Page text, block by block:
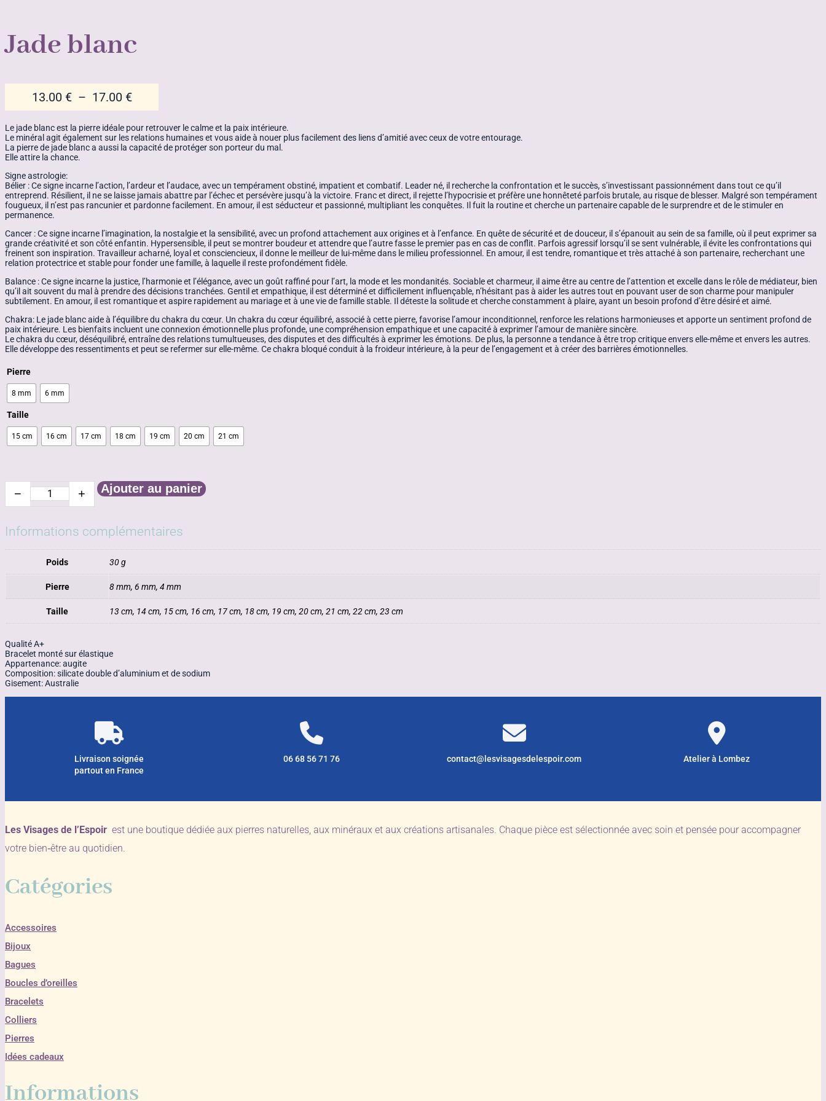
Jade blanc
13.00 € – 17.00 €Plage
prix :
13.00 €
à
Le jade blanc est la pierre idéale pour retrouver le calme et la paix intérieure.
Le minéral agit également sur les relations humaines et vous aide à nouer plus facilement des liens d’amitié avec ceux de votre entourage.
La pierre de jade blanc a aussi la capacité de protéger son porteur du mal.
Elle attire la chance.
Signe astrologie:
Bélier : Ce signe incarne l’action, l’ardeur et l’audace, avec un tempérament obstiné, impatient et combatif. Leader né, il recherche la confrontation et le succès, s’investissant passionnément dans tout ce qu’il
entreprend. Résilient, il ne se laisse jamais abattre par l’échec et persévère jusqu’à la victoire. Franc et direct, il rejette l’hypocrisie et préfère une honnêteté parfois brutale, au risque de blesser. Malgré son tempérament
fougueux, il n’est pas rancunier et pardonne facilement. En amour, il est séducteur et passionné, multipliant les conquêtes. Il fuit la routine et cherche un partenaire capable de le surprendre et de le stimuler en
permanence.
Cancer : Ce signe incarne l’imagination, la nostalgie et la sensibilité, avec un profond attachement aux origines et à l’enfance. En quête de sécurité et de douceur, il s’épanouit au sein de sa famille, où il peut exprimer sa
grande créativité et son côté enfantin. Hypersensible, il peut se montrer boudeur et attendre que l’autre fasse le premier pas en cas de conflit. Parfois agressif lorsqu’il se sent vulnérable, il évite les confrontations qui
freinent son inspiration. Travailleur acharné, loyal et consciencieux, il donne le meilleur de lui-même dans le milieu professionnel. En amour, il est tendre, romantique et très attaché à son partenaire, recherchant une
relation protectrice et stable pour fonder une famille, à laquelle il reste profondément fidèle.
Balance : Ce signe incarne la justice, l’harmonie et l’élégance, avec un goût raffiné pour l’art, la mode et les mondanités. Sociable et charmeur, il aime être au centre de l’attention et excelle dans le rôle de médiateur, bien
qu’il ait souvent du mal à prendre des décisions tranchées. Gentil et empathique, il est déterminé et difficilement influençable, n’hésitant pas à aider les autres tout en pouvant user de son charme pour manipuler
subtilement. En amour, il est romantique et aspire rapidement au mariage et à une vie de famille stable. Il déteste la solitude et cherche constamment à plaire, ayant un besoin profond d’être désiré et aimé.
Chakra: Le jade blanc aide à l’équilibre du chakra du cœur. Un chakra du cœur équilibré, associé à cette pierre, favorise l’amour inconditionnel, renforce les relations harmonieuses et apporte un sentiment profond de
paix intérieure. Les bienfaits incluent une connexion émotionnelle plus profonde, une compréhension empathique et une capacité à exprimer l’amour de manière sincère.
Le chakra du cœur, déséquilibré, entraîne des relations tumultueuses, des disputes et des difficultés à exprimer les émotions. De plus, la personne a tendance à être trop critique envers elle-même et envers les autres.
Elle développe des ressentiments et peut se refermer sur elle-même. Ce chakra bloqué conduit à la froideur intérieure, à la peur de l’engagement et à créer des barrières émotionnelles.
Pierre
8 mm 6 mm
Taille
15 cm 16 cm 17 cm 18 cm 19 cm 20 cm 21 cm
−
quantité
de
blanc
+ Ajouter au panier
Informations complémentaires
Poids 30 g
Pierre 8 mm, 6 mm, 4 mm
Taille 13 cm, 14 cm, 15 cm, 16 cm, 17 cm, 18 cm, 19 cm, 20 cm, 21 cm, 22 cm, 23 cm
Qualité A+
Bracelet monté sur élastique
Appartenance: augite
Composition: silicate double d’aluminium et de sodium
Gisement: Australie
Livraison soignée
partout en France
06 68 56 71 76 contact@lesvisagesdelespoir.com Atelier à Lombez
Les Visages de l’Espoir est une boutique dédiée aux pierres naturelles, aux minéraux et aux créations artisanales. Chaque pièce est sélectionnée avec soin et pensée pour accompagner
votre bien‑être au quotidien.
Catégories
Accessoires
Bijoux
Bagues
Boucles d’oreilles
Bracelets
Colliers
Pierres
Idées cadeaux
Informations